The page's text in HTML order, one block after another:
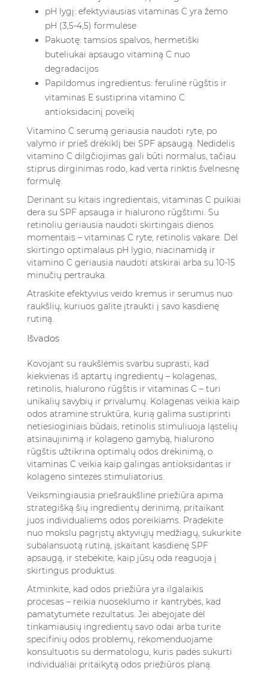
pH lygį: efektyviausias vitaminas C yra žemo
pH (3,5-4,5) formulėse
Pakuotę: tamsios spalvos, hermetiški
buteliukai apsaugo vitaminą C nuo
degradacijos
Papildomus ingredientus: ferulinė rūgštis ir
vitaminas E sustiprina vitamino C
antioksidacinį poveikį
Vitamino C serumą geriausia naudoti ryte, po
valymo ir prieš drėkiklį bei SPF apsaugą. Nedidelis
vitamino C dilgčiojimas gali būti normalus, tačiau
stiprus dirginimas rodo, kad verta rinktis švelnesnę
formulę.
Derinant su kitais ingredientais, vitaminas C puikiai
dera su SPF apsauga ir hialurono rūgštimi. Su
retinoliu geriausia naudoti skirtingais dienos
momentais – vitaminas C ryte, retinolis vakare. Dėl
skirtingo optimalaus pH lygio, niacinamidą ir
vitamino C geriausia naudoti atskirai arba su 10-15
minučių pertrauka.
Atraskite efektyvius veido kremus ir serumus nuo
raukšlių, kuriuos galite įtraukti į savo kasdienę
rutiną.
Išvados
Kovojant su raukšlėmis svarbu suprasti, kad
kiekvienas iš aptartų ingredientų – kolagenas,
retinolis, hialurono rūgštis ir vitaminas C – turi
unikalių savybių ir privalumų. Kolagenas veikia kaip
odos atraminė struktūra, kurią galima sustiprinti
netiesioginiais būdais, retinolis stimuliuoja ląstelių
atsinaujinimą ir kolageno gamybą, hialurono
rūgštis užtikrina optimalų odos drėkinimą, o
vitaminas C veikia kaip galingas antioksidantas ir
kolageno sintezės stimuliatorius.
Veiksmingiausia priešraukšlinė priežiūra apima
strategišką šių ingredientų derinimą, pritaikant
juos individualiems odos poreikiams. Pradėkite
nuo mokslu pagrįstų aktyviųjų medžiagų, sukurkite
subalansuotą rutiną, įskaitant kasdienę SPF
apsaugą, ir stebėkite, kaip jūsų oda reaguoja į
skirtingus produktus.
Atminkite, kad odos priežiūra yra ilgalaikis
procesas – reikia nuoseklumo ir kantrybės, kad
pamatytumėte rezultatus. Jei abejojate dėl
tinkamiausių ingredientų savo odai arba turite
specifinių odos problemų, rekomenduojame
konsultuotis su dermatologu, kuris padės sukurti
individualiai pritaikytą odos priežiūros planą.